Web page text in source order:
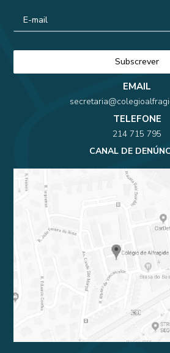
EMAIL
TELEFONE
214 715 795
CANAL DE